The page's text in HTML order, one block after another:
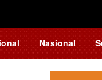
Nasional